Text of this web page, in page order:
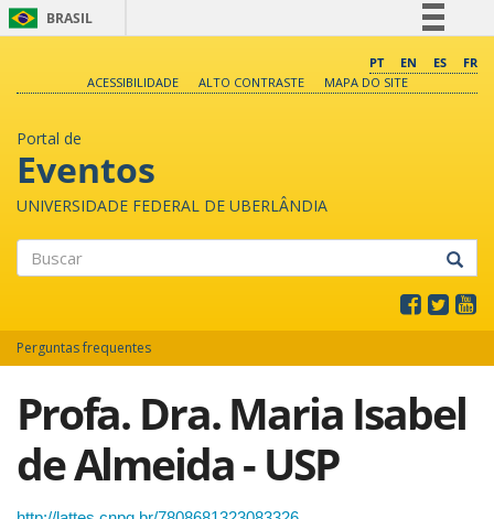
BRASIL
Comunica BR
PT EN ES
FR
ACESSIBILIDADE
ALTO CONTRASTE MAPA DO SITE
Portal de
Eventos
UNIVERSIDADE FEDERAL DE UBERLÂNDIA
Perguntas frequentes
Profa. Dra. Maria Isabel
de Almeida - USP